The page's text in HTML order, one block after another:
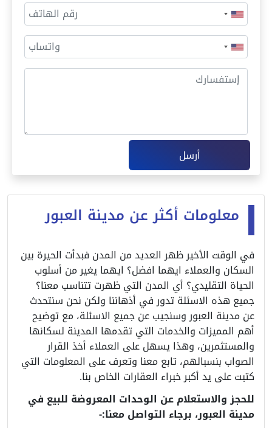
أرسل
معلومات أكثر عن مدينة العبور
في الوقت الأخير ظهر العديد من المدن فبدأت الحيرة بين
السكان والعملاء ايهما افضل؟ ايهما يغير من أسلوب
الحياة التقليدي؟ أي المدن التي ظهرت تتناسب معنا؟
جميع هذه الاسئلة تدور في أذهاننا ولكن نحن سنتحدث
عن مدينة العبور وسنجيب عن جميع الاسئلة، مع توضيح
أهم المميزات والخدمات التي تقدمها المدينة لسكانها
والمستثمرين، وهذا يسهل على العملاء أخذ القرار
الصواب بنسبالهم، تابع معنا وتعرف على المعلومات التي
كتبت على يد أكبر خبراء العقارات الخاص بنا.
للحجز والاستعلام عن الوحدات المعروضة للبيع في
مدينة العبور، برجاء التواصل معنا:-